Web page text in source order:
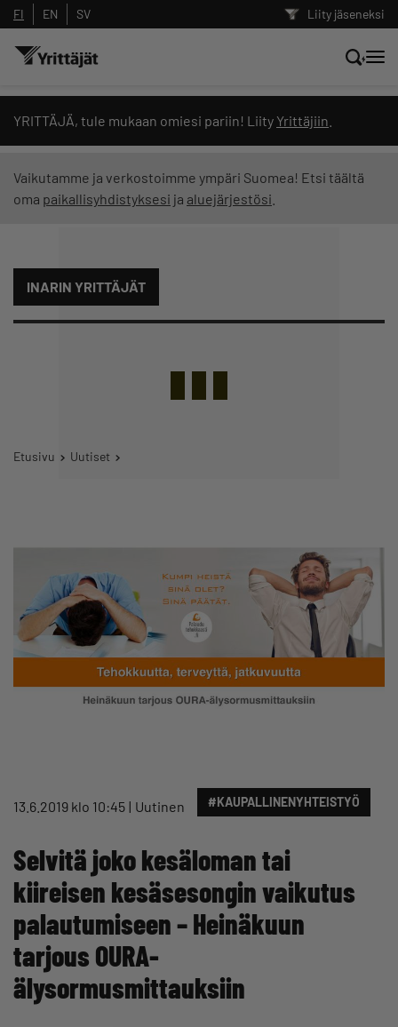
Liity jäseneksi
FI EN SV
YRITTÄJÄ, tule mukaan omiesi pariin! Liity Yrittäjiin
Vaikutamme ja verkostoimme ympäri Suomea! Etsi täältä
oma paikallisyhdistyksesi ja aluejärjestösi
INARIN YRITTÄJÄT
Etusivu Uutiset
13.6.2019 klo 10:45 Uutinen #KAUPALLINENYHTEISTYÖ
Selvitä joko kesäloman tai
kiireisen kesäsesongin vaikutus
palautumiseen – Heinäkuun
tarjous OURA-
älysormusmittauksiin
Hae sivustolta tai kysy suoraan
Yrittäjien tekoälyltä
Suodata hakutuloksia: näytä kaikki sisältö